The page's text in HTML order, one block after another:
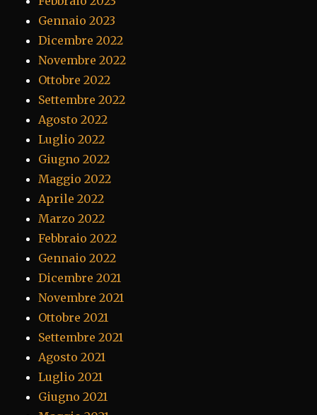
Gennaio 2023
Dicembre 2022
Novembre 2022
Ottobre 2022
Settembre 2022
Agosto 2022
Luglio 2022
Giugno 2022
Maggio 2022
Aprile 2022
Marzo 2022
Febbraio 2022
Gennaio 2022
Dicembre 2021
Novembre 2021
Ottobre 2021
Settembre 2021
Agosto 2021
Luglio 2021
Giugno 2021